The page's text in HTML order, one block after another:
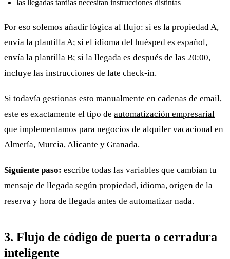
las llegadas tardías necesitan instrucciones distintas
Por eso solemos añadir lógica al flujo: si es la propiedad A,
envía la plantilla A; si el idioma del huésped es español,
envía la plantilla B; si la llegada es después de las 20:00,
incluye las instrucciones de late check-in.
Si todavía gestionas esto manualmente en cadenas de email,
este es exactamente el tipo de automatización empresarial
que implementamos para negocios de alquiler vacacional en
Almería, Murcia, Alicante y Granada.
Siguiente paso: escribe todas las variables que cambian tu
mensaje de llegada según propiedad, idioma, origen de la
reserva y hora de llegada antes de automatizar nada.
3. Flujo de código de puerta o cerradura
inteligente